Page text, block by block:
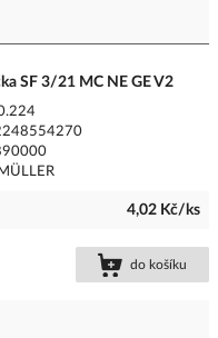
SF 3/21 MC NE GE V2
4,02 Kč/ks
do košíku